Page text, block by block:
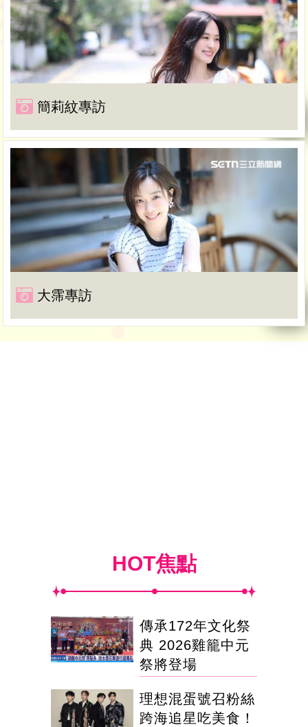
簡莉紋專訪
大霈專訪
HOT焦點
傳承172年文化祭
典 2026雞籠中元
祭將登場
理想混蛋號召粉絲
跨海追星吃美食！